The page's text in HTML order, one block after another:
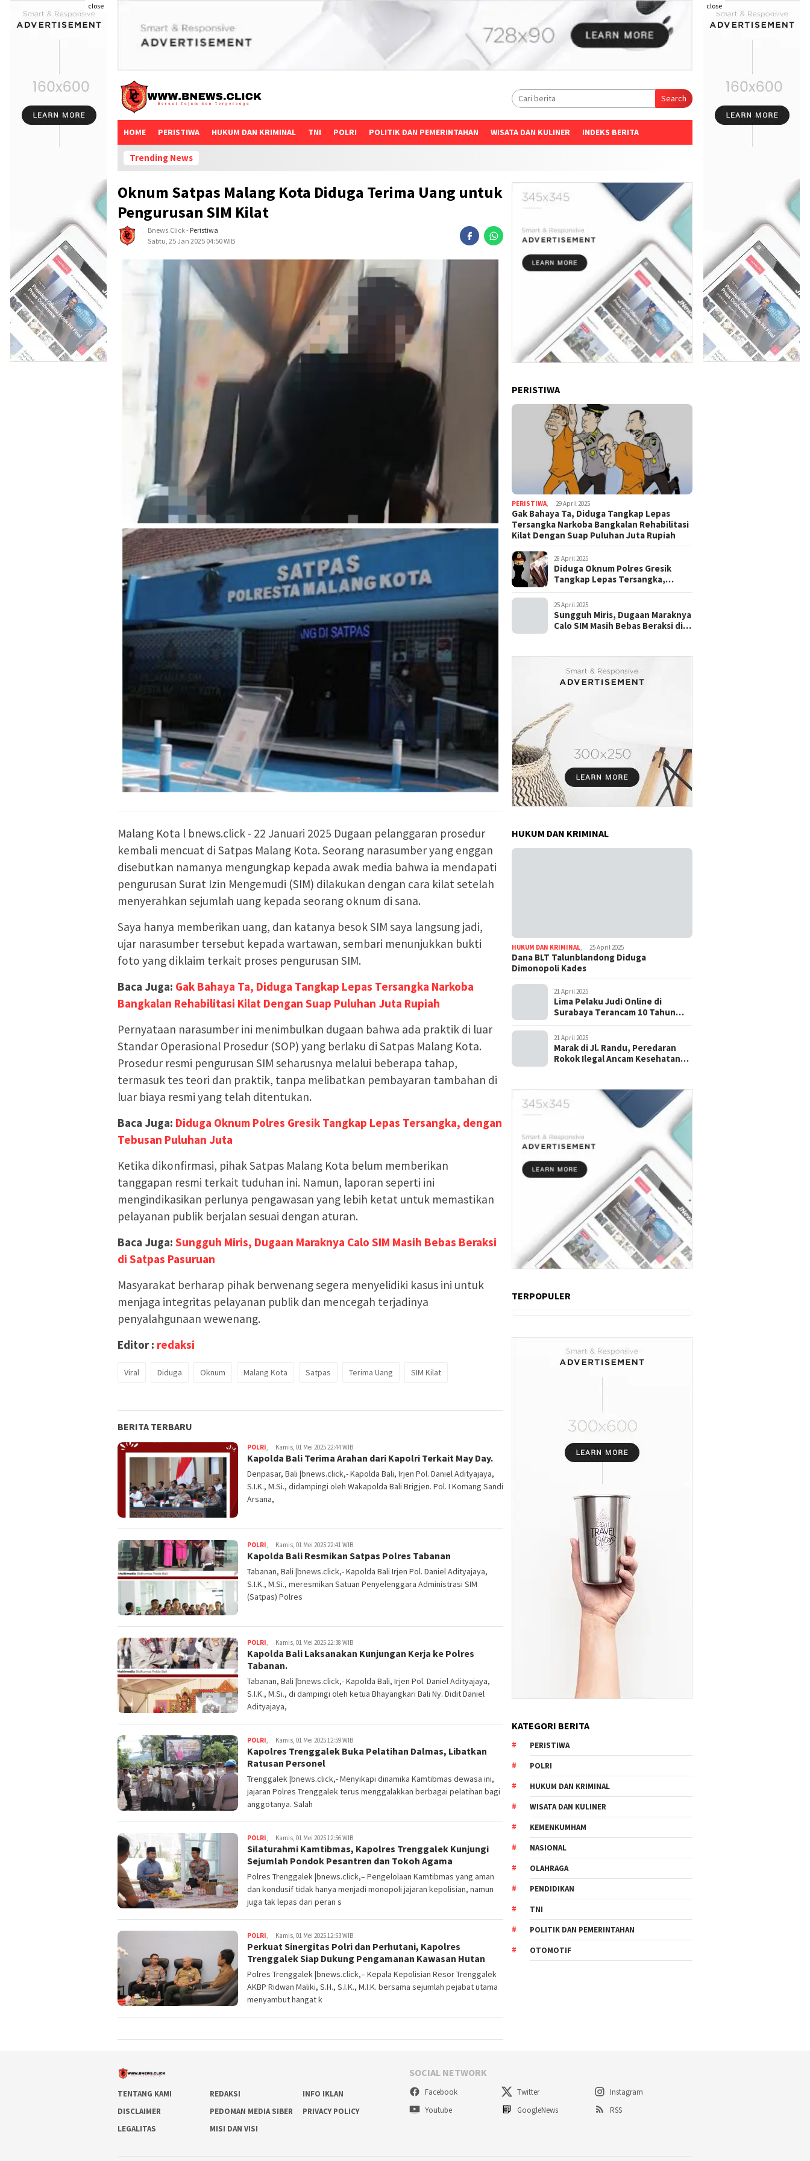
close close
Search
HOME PERISTIWA HUKUM DAN KRIMINAL TNI POLRI POLITIK DAN PEMERINTAHAN WISATA DAN KULINER INDEKS BERITA
Trending News
Oknum Satpas Malang Kota Diduga Terima Uang untuk
Pengurusan SIM Kilat
Bnews.click- Peristiwa
Sabtu, 25 Jan 2025 04:50 WIB
Malang Kota l bnews.click - 22 Januari 2025 Dugaan pelanggaran prosedur
kembali mencuat di Satpas Malang Kota. Seorang narasumber yang enggan
disebutkan namanya mengungkap kepada awak media bahwa ia mendapati
pengurusan Surat Izin Mengemudi (SIM) dilakukan dengan cara kilat setelah
menyerahkan sejumlah uang kepada seorang oknum di sana.
Saya hanya memberikan uang, dan katanya besok SIM saya langsung jadi,
ujar narasumber tersebut kepada wartawan, sembari menunjukkan bukti
foto yang diklaim terkait proses pengurusan SIM.
Baca Juga: Gak Bahaya Ta, Diduga Tangkap Lepas Tersangka Narkoba
Bangkalan Rehabilitasi Kilat Dengan Suap Puluhan Juta Rupiah
Pernyataan narasumber ini menimbulkan dugaan bahwa ada praktik di luar
Standar Operasional Prosedur (SOP) yang berlaku di Satpas Malang Kota.
Prosedur resmi pengurusan SIM seharusnya melalui beberapa tahap,
termasuk tes teori dan praktik, tanpa melibatkan pembayaran tambahan di
luar biaya resmi yang telah ditentukan.
Baca Juga: Diduga Oknum Polres Gresik Tangkap Lepas Tersangka, dengan
Tebusan Puluhan Juta
Ketika dikonfirmasi, pihak Satpas Malang Kota belum memberikan
tanggapan resmi terkait tuduhan ini. Namun, laporan seperti ini
mengindikasikan perlunya pengawasan yang lebih ketat untuk memastikan
pelayanan publik berjalan sesuai dengan aturan.
Baca Juga: Sungguh Miris, Dugaan Maraknya Calo SIM Masih Bebas Beraksi
di Satpas Pasuruan
Masyarakat berharap pihak berwenang segera menyelidiki kasus ini untuk
menjaga integritas pelayanan publik dan mencegah terjadinya
penyalahgunaan wewenang.
Editor : redaksi
Viral Diduga Oknum Malang Kota Satpas Terima Uang SIM Kilat
BERITA TERBARU
POLRI Kamis, 01 Mei 2025 22:44 WIB
Kapolda Bali Terima Arahan dari Kapolri Terkait May Day.
Denpasar, Bali |bnews.click,- Kapolda Bali, Irjen Pol. Daniel Adityajaya,
S.I.K., M.Si., didampingi oleh Wakapolda Bali Brigjen. Pol. I Komang Sandi
Arsana,
POLRI Kamis, 01 Mei 2025 22:41 WIB
Kapolda Bali Resmikan Satpas Polres Tabanan
Tabanan, Bali |bnews.click,- Kapolda Bali Irjen Pol. Daniel Adityajaya,
S.I.K., M.Si., meresmikan Satuan Penyelenggara Administrasi SIM
(Satpas) Polres
POLRI Kamis, 01 Mei 2025 22:38 WIB
Kapolda Bali Laksanakan Kunjungan Kerja ke Polres
Tabanan.
Tabanan, Bali |bnews.click,- Kapolda Bali, Irjen Pol. Daniel Adityajaya,
S.I.K., M.Si., di dampingi oleh ketua Bhayangkari Bali Ny. Didit Daniel
Adityajaya,
POLRI Kamis, 01 Mei 2025 12:59 WIB
Kapolres Trenggalek Buka Pelatihan Dalmas, Libatkan
Ratusan Personel
Trenggalek |bnews.click,- Menyikapi dinamika Kamtibmas dewasa ini,
jajaran Polres Trenggalek terus menggalakkan berbagai pelatihan bagi
anggotanya. Salah
POLRI Kamis, 01 Mei 2025 12:56 WIB
Silaturahmi Kamtibmas, Kapolres Trenggalek Kunjungi
Sejumlah Pondok Pesantren dan Tokoh Agama
Polres Trenggalek |bnews.click,– Pengelolaan Kamtibmas yang aman
dan kondusif tidak hanya menjadi monopoli jajaran kepolisian, namun
juga tak lepas dari peran s
POLRI Kamis, 01 Mei 2025 12:53 WIB
Perkuat Sinergitas Polri dan Perhutani, Kapolres
Trenggalek Siap Dukung Pengamanan Kawasan Hutan
Polres Trenggalek |bnews.click,– Kepala Kepolisian Resor Trenggalek
AKBP Ridwan Maliki, S.H., S.I.K., M.I.K. bersama sejumlah pejabat utama
menyambut hangat k
PERISTIWA
PERISTIWA, 29 April 2025
Gak Bahaya Ta, Diduga Tangkap Lepas
Tersangka Narkoba Bangkalan Rehabilitasi
Kilat Dengan Suap Puluhan Juta Rupiah
28 April 2025
Diduga Oknum Polres Gresik
Tangkap Lepas Tersangka,
25 April 2025
Sungguh Miris, Dugaan Maraknya
Calo SIM Masih Bebas Beraksi di
HUKUM DAN KRIMINAL
HUKUM DAN KRIMINAL 25 April 2025
Dana BLT Talunblandong Diduga
Dimonopoli Kades
21 April 2025
Lima Pelaku Judi Online di
Surabaya Terancam 10 Tahun
21 April 2025
Marak di Jl. Randu, Peredaran
Rokok Ilegal Ancam Kesehatan
TERPOPULER
KATEGORI BERITA
PERISTIWA
POLRI
HUKUM DAN KRIMINAL
WISATA DAN KULINER
KEMENKUMHAM
NASIONAL
OLAHRAGA
PENDIDIKAN
TNI
POLITIK DAN PEMERINTAHAN
OTOMOTIF
TENTANG KAMI REDAKSI
INFO IKLAN
DISCLAIMER
PEDOMAN MEDIA SIBER
PRIVACY POLICY
LEGALITAS
MISI DAN VISI
SOCIAL NETWORK
Facebook Twitter
Instagram
Youtube
GoogleNews RSS